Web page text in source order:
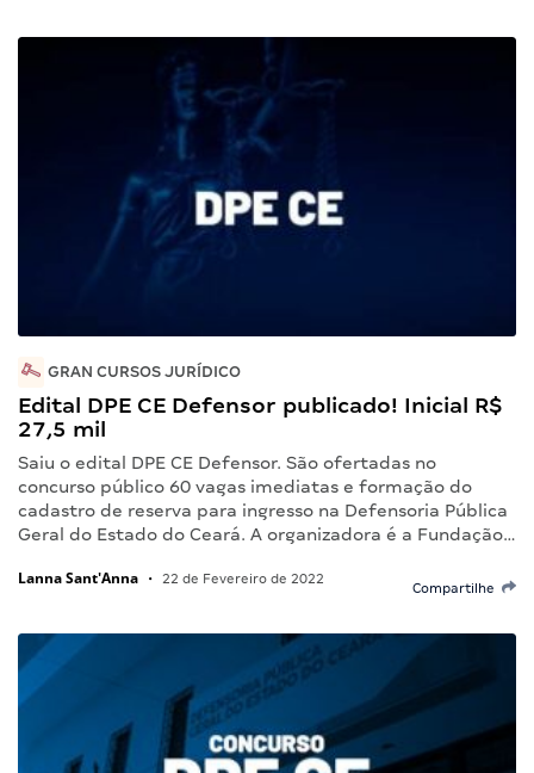
GRAN CURSOS JURÍDICO
Edital DPE CE Defensor publicado! Inicial R$
27,5 mil
Saiu o edital DPE CE Defensor. São ofertadas no
concurso público 60 vagas imediatas e formação do
cadastro de reserva para ingresso na Defensoria Pública
Geral do Estado do Ceará. A organizadora é a Fundação…
Lanna Sant'Anna • 22 de Fevereiro de 2022
Compartilhe